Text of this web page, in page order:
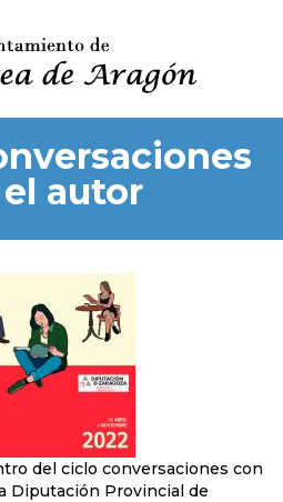
autor
del ciclo conversaciones con
Diputación Provincial de